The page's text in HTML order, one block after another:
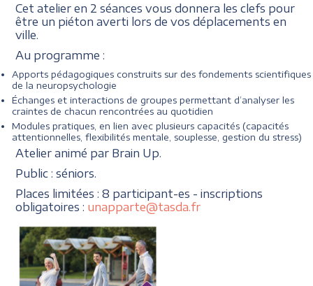
Cet atelier en 2 séances vous donnera les clefs pour
être un piéton averti lors de vos déplacements en
ville.
Au programme :
Apports pédagogiques construits sur des fondements scientifiques
de la neuropsychologie
Échanges et interactions de groupes permettant d’analyser les
craintes de chacun rencontrées au quotidien
Modules pratiques, en lien avec plusieurs capacités (capacités
attentionnelles, flexibilités mentale, souplesse, gestion du stress)
Atelier animé par Brain Up.
Public : séniors.
Places limitées : 8 participant-es - inscriptions
obligatoires : unapparte@tasda.fr